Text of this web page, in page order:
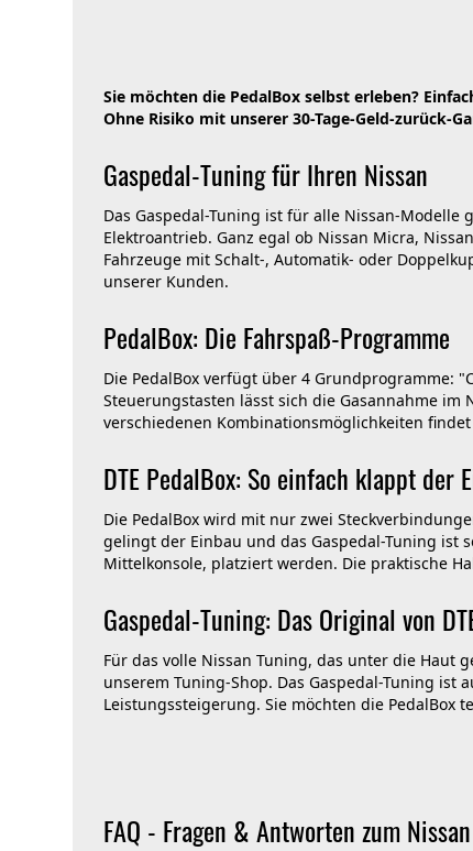
Sie möchten die PedalBox selbst erleben?
Ohne Risiko mit unserer 30-Tage-Geld-zurück-
Gaspedal-Tuning für Ihren Nissan
Das Gaspedal-Tuning ist für alle Nissan-Modelle
Elektroantrieb. Ganz egal ob Nissan Micra,
Fahrzeuge mit Schalt-, Automatik- oder
unserer Kunden.
PedalBox: Die Fahrspaß-Programme
Die PedalBox verfügt über 4 Grundprogramme:
Steuerungstasten lässt sich die Gasannahme
verschiedenen Kombinationsmöglichkeiten
DTE PedalBox: So einfach klappt der
Die PedalBox wird mit nur zwei
gelingt der Einbau und das Gaspedal-Tuning ist
Mittelkonsole, platziert werden. Die praktische
Gaspedal-Tuning: Das Original von
Für das volle Nissan Tuning, das unter die Haut
unserem Tuning-Shop. Das Gaspedal-Tuning
Leistungssteigerung. Sie möchten die PedalBox
FAQ - Fragen & Antworten zum